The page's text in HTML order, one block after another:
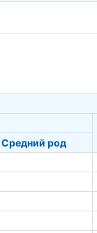
Средний род